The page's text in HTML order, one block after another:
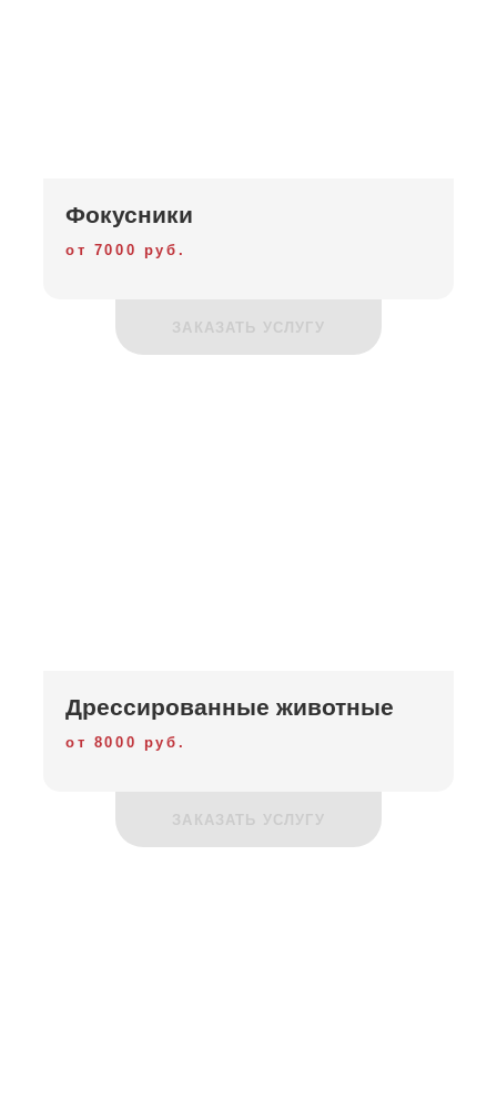
Фокусники
от 7000 руб.
ЗАКАЗАТЬ УСЛУГУ
Дрессированные животные
от 8000 руб.
ЗАКАЗАТЬ УСЛУГУ